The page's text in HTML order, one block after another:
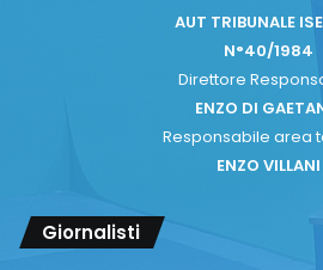
AUT TRIBUNALE
N°40/1984
Direttore
ENZO DI
Responsabile area
ENZO VILLANI
Giornalisti